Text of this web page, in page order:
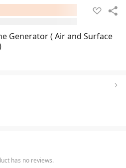
Generator ( Air and Surface
has no reviews.